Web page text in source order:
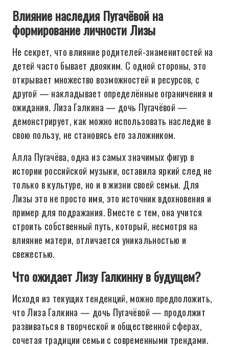
Влияние наследия Пугачёвой на
формирование личности Лизы
Не секрет, что влияние родителей-знаменитостей на
детей часто бывает двояким. С одной стороны, это
открывает множество возможностей и ресурсов, с
другой — накладывает определённые ограничения и
ожидания. Лиза Галкина — дочь Пугачёвой —
демонстрирует, как можно использовать наследие в
свою пользу, не становясь его заложником.
Алла Пугачёва, одна из самых значимых фигур в
истории российской музыки, оставила яркий след не
только в культуре, но и в жизни своей семьи. Для
Лизы это не просто имя, это источник вдохновения и
пример для подражания. Вместе с тем, она учится
строить собственный путь, который, несмотря на
влияние матери, отличается уникальностью и
свежестью.
Что ожидает Лизу Галкинну в будущем?
Исходя из текущих тенденций, можно предположить,
что Лиза Галкина — дочь Пугачёвой — продолжит
развиваться в творческой и общественной сферах,
сочетая традиции семьи с современными трендами.